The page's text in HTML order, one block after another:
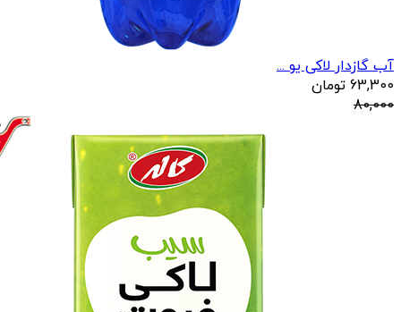
آب گازدار لاکی یو ...
63,300 تومان
80,000